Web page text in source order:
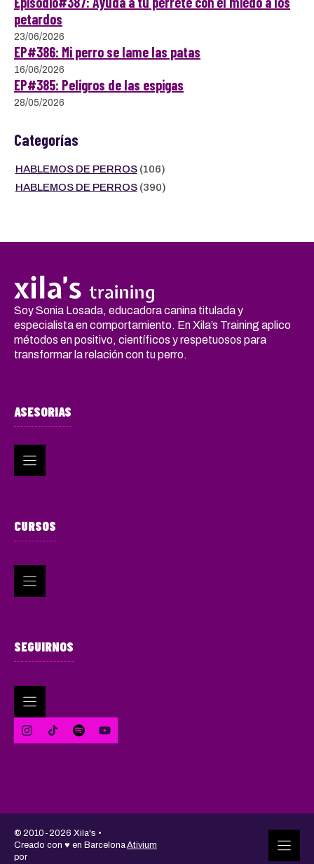
petardos
23/06/2026
EP#386: Mi perro se lame las patas
16/06/2026
EP#385: Peligros de las espigas
28/05/2026
Categorías
HABLEMOS DE PERROS(106)
HABLEMOS DE PERROS(390)
Soy Sonia Losada, educadora canina titulada y
especialista en comportamiento. En Xila’s Training aplico
métodos en positivo, científicos y respetuosos para
transformar la relación con tu perro.
ASESORIAS
CURSOS
SEGUIRNOS
© 2010-2026 Xila's •
Creado con ♥ en Barcelona
por
Ativium